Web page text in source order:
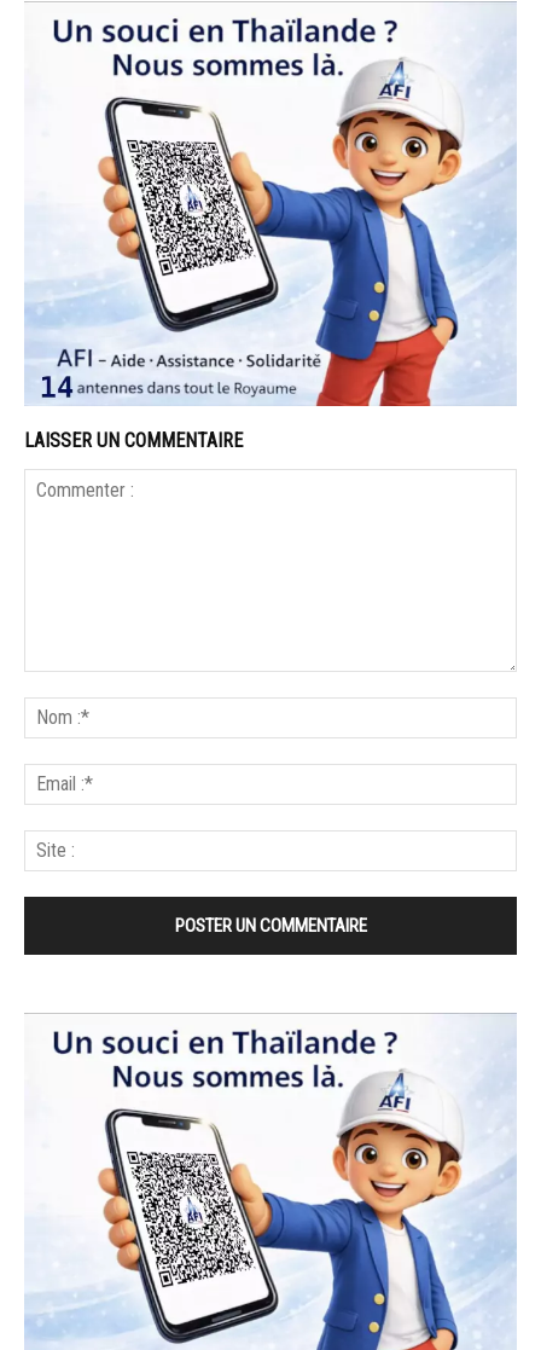
LAISSER UN COMMENTAIRE